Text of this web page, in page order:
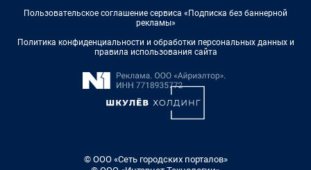
Пользовательское соглашение сервиса «Подписка без баннерной
рекламы»
Политика конфиденциальности и обработки персональных данных и
правила использования сайта
© ООО «Сеть городских порталов»